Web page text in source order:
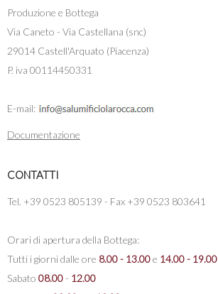
Produzione e Bottega
Via Caneto - Via Castellana (snc)
29014 Castell'Arquato (Piacenza)
P. iva 00114450331
E-mail:
Documentazione
CONTATTI
Tel. +39 0523 805139 - Fax +39 0523 803641
Orari di apertura della Bottega:
Tutti i giorni dalle ore 8.00 - 13.00e 14.00 - 19.00
Sabato 08.00- 12.00